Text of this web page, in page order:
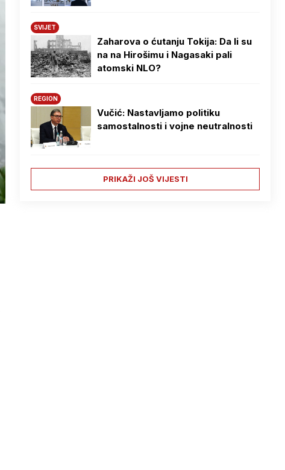
SVIJET
Zaharova o ćutanju Tokija: Da li su
na na Hirošimu i Nagasaki pali
atomski NLO?
REGION
Vučić: Nastavljamo politiku
samostalnosti i vojne neutralnosti
PRIKAŽI JOŠ VIJESTI